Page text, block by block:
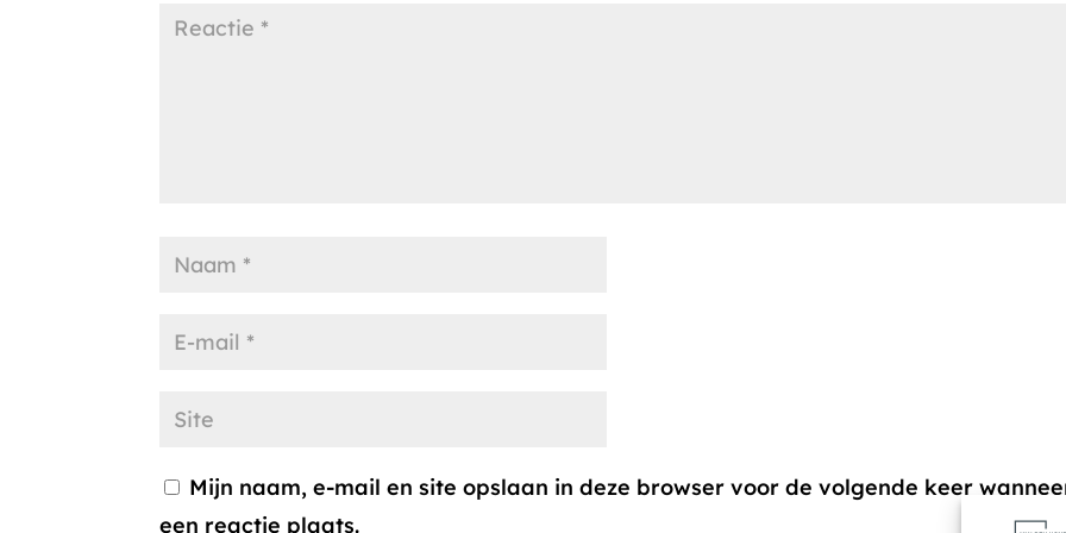
Mijn naam, e-mail en site opslaan in deze browser voor de volgende keer
een reactie plaats.